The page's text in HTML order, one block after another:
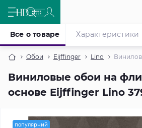
Обои Eijffinger Lino
Виниловые обои на
основе Eijffinger Lino
Все о товаре Характеристики
популярний